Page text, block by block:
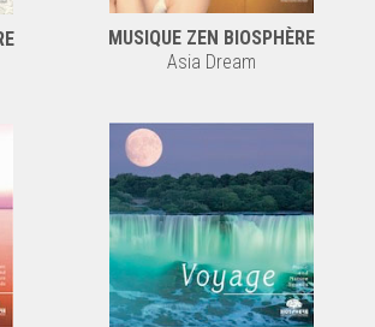
MUSIQUE ZEN BIOSPHÈRE
Asia Dream